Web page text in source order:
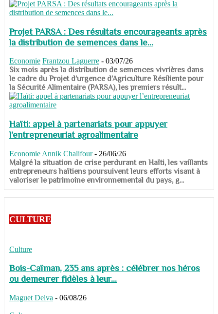
Projet PARSA : Des résultats encourageants après
la distribution de semences dans le...
Economie Frantzou Laguerre - 03/07/26
​​​​​​​Six mois après la distribution de semences vivrières dans
le cadre du Projet d’urgence d’Agriculture Résiliente pour
la Sécurité Alimentaire (PARSA), les premiers résult...
Haïti: appel à partenariats pour appuyer
l’entrepreneuriat agroalimentaire
Economie Annik Chalifour - 26/06/26
​​​​​​​Malgré la situation de crise perdurant en Haïti, les vaillants
entrepreneurs haïtiens poursuivent leurs efforts visant à
valoriser le patrimoine environnemental du pays, g...
CULTURE
Culture
Bois-Caïman, 235 ans après : célébrer nos héros
ou demeurer fidèles à leur...
Maguet Delva - 06/08/26